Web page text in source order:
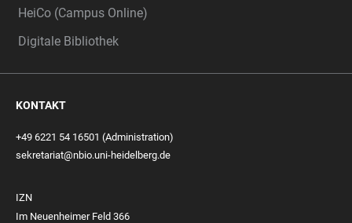
HeiCo (Campus Online)
Digitale Bibliothek
KONTAKT
+49 6221 54 16501 (Administration)
sekretariat@nbio.uni-heidelberg.de
IZN
Im Neuenheimer Feld 366